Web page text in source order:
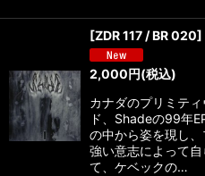
[ZDR 117 / BR
2,000円(税込)
カナダのプリミテ
ド、Shadeの99年
の中から姿を現し
強い意志によって
て、ケベックの…